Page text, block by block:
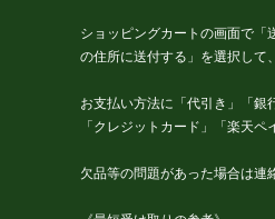
ショッピングカートの画面で「
の住所に送付する」を選択して
お支払い方法に「代引き」「銀
「クレジットカード」「楽天ペ
欠品等の問題があった場合は連